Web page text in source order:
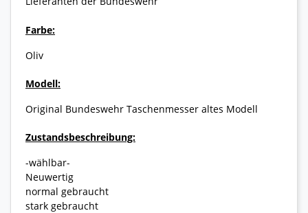
Farbe:
Oliv
Modell:
Original Bundeswehr Taschenmesser altes Modell
Zustandsbeschreibung:
-wählbar-
Neuwertig
normal gebraucht
stark gebraucht